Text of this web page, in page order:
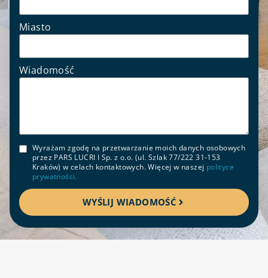
Miasto
Wiadomość
Wyrażam zgodę na przetwarzanie moich danych osobowych
przez PARS LUCRI I Sp. z o.o. (ul. Szlak 77/222 31-153
Kraków) w celach kontaktowych. Więcej w naszej polityce
prywatności.
WYŚLIJ WIADOMOŚĆ